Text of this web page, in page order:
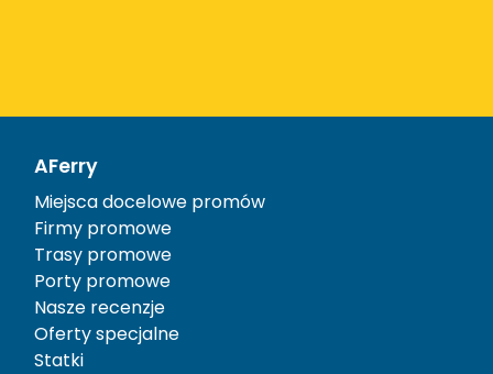
AFerry
Miejsca docelowe promów
Firmy promowe
Trasy promowe
Porty promowe
Nasze recenzje
Oferty specjalne
Statki